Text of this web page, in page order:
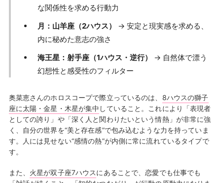
な関係性を求める行動力
月：山羊座（2ハウス）
→ 安定と現実感を求める、
内に秘めた意志の強さ
海王星：射手座（1ハウス・逆行）
→ 自然体で漂う
幻想性と感受性のフィルター
奥菜恵さんのホロスコープで際立っているのは、 8ハウスの獅子
座に太陽・金星・木星が集中 していること。これにより「表現者
としての誇り」や「深く人と関わりたいという情熱」が非常に強
く、自分の世界を“美と存在感”で包み込むような力を持っていま
す。人には見せない“感情の熱”が内側に常に流れているタイプで
す。
また、 火星が双子座7ハウスにあることで、恋愛でも仕事でも